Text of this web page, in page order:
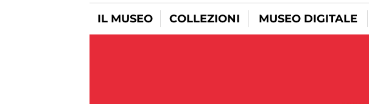
IL MUSEO COLLEZIONI MUSEO DIGITALE